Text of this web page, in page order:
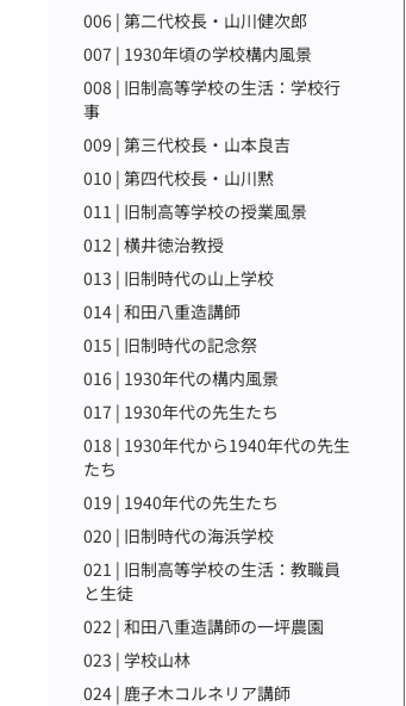
006 | 第二代校長・山川健次郎
007 | 1930年頃の学校構内風景
008 | 旧制高等学校の生活：学校行
事
009 | 第三代校長・山本良吉
010 | 第四代校長・山川黙
011 | 旧制高等学校の授業風景
012 | 横井徳治教授
013 | 旧制時代の山上学校
014 | 和田八重造講師
015 | 旧制時代の記念祭
016 | 1930年代の構内風景
017 | 1930年代の先生たち
018 | 1930年代から1940年代の先生
たち
019 | 1940年代の先生たち
020 | 旧制時代の海浜学校
021 | 旧制高等学校の生活：教職員
と生徒
022 | 和田八重造講師の一坪農園
023 | 学校山林
024 | 鹿子木コルネリア講師